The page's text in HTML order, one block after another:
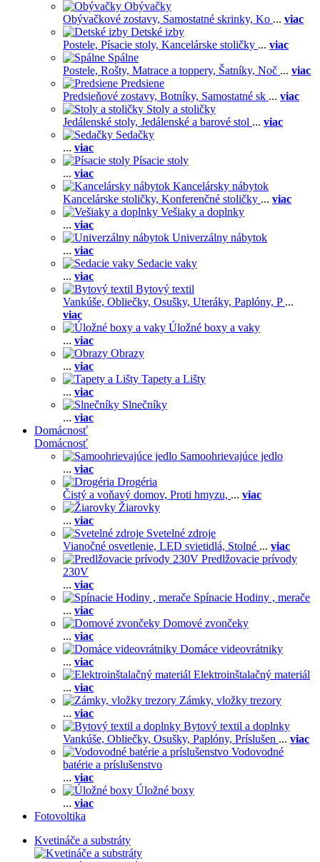
Obývačky
Obývačkové zostavy, Samostatné skrinky, Ko ... viac
Detské izby
Postele, Písacie stoly, Kancelárske stoličky ... viac
Spálne
Postele, Rošty, Matrace a toppery, Šatníky, Noč ... viac
Predsiene
Predsieňové zostavy, Botníky, Samostatné sk ... viac
Stoly a stoličky
Jedálenské stoly, Jedálenské a barové stol ... viac
Sedačky
... viac
Písacie stoly
... viac
Kancelársky nábytok
Kancelárske stoličky, Konferenčné stoličky ... viac
Vešiaky a doplnky
... viac
Univerzálny nábytok
... viac
Sedacie vaky
... viac
Bytový textil
Vankúše, Obliečky, Osušky, Uteráky, Paplóny, P ...
viac
Úložné boxy a vaky
... viac
Obrazy
... viac
Tapety a Lišty
... viac
Slnečníky
... viac
Domácnosť
Domácnosť
Samoohrievajúce jedlo
... viac
Drogéria
Čistý a voňavý domov, Proti hmyzu, ... viac
Žiarovky
... viac
Svetelné zdroje
Vianočné osvetlenie, LED svietidlá, Stolné ... viac
Predlžovacie prívody
230V
... viac
Spínacie Hodiny , merače
... viac
Domové zvončeky
... viac
Domáce videovrátniky
... viac
Elektroinštalačný materiál
... viac
Zámky, vložky trezory
... viac
Bytový textil a doplnky
Vankúše, Obliečky, Osušky, Paplóny, Príslušen ... viac
Vodovodné
batérie a príslušenstvo
... viac
Úložné boxy
... viac
Fotovoltika
Kvetináče a substráty